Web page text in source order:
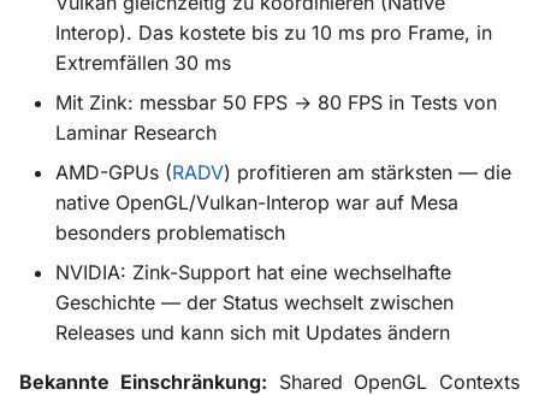
Empfehlung
Physically Based
Bekannte
Einschränkungen
Entwicklung
Interop). Das kostete bis zu 10 ms pro Frame, in
Extremfällen 30 ms
Mit Zink: messbar 50 FPS → 80 FPS in Tests von
Laminar Research
AMD-GPUs (RADV) profitieren am stärksten — die
native OpenGL/Vulkan-Interop war auf Mesa
besonders problematisch
NVIDIA: Zink-Support hat eine wechselhafte
Geschichte — der Status wechselt zwischen
Releases und kann sich mit Updates ändern
Bekannte Einschränkung: Shared OpenGL Contexts